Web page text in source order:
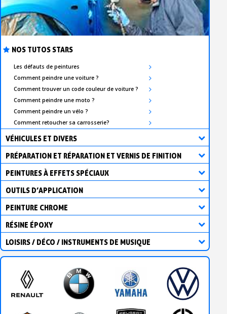
NOS TUTOS STARS
Les défauts de peintures
Comment peindre une voiture ?
Comment trouver un code couleur de voiture ?
Comment peindre une moto ?
Comment peindre un vélo ?
Comment retoucher sa carrosserie?
VÉHICULES ET DIVERS
PRÉPARATION ET RÉPARATION ET VERNIS DE FINITION
PEINTURES À EFFETS SPÉCIAUX
OUTILS D’APPLICATION
PEINTURE CHROME
RÉSINE ÉPOXY
LOISIRS / DÉCO / INSTRUMENTS DE MUSIQUE